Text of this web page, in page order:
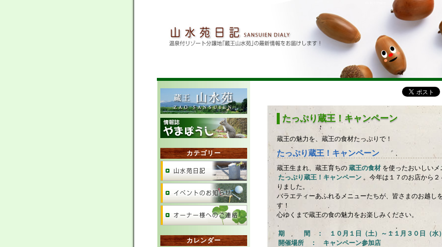
たっぷり蔵王！キャンペーン
蔵王の魅力を、蔵王の食材たっぷりで！
たっぷり蔵王！キャンペーン
蔵王生まれ、蔵王育ちの 蔵王の食材 を使ったおいしい
たっぷり蔵王！キャンペーン 。今年は１７のお店から
りました。
バラエティーあふれるメニューたちが、皆さまのお越し
す！
心ゆくまで蔵王の食の魅力をお楽しみください。
期 間 ： １０月１日（土）～１１月３０日（水
開催場所 ： キャンペーン参加店
カテゴリー
カレンダー